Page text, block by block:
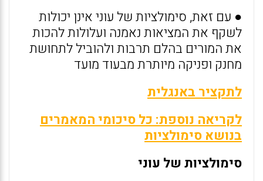
● עם זאת, סימולציות של עוני אינן יכולות
לשקף את המציאות נאמנה ועלולות להכות
את המורים בהלם תרבות ולהוביל לתחושת
מחנק ופניקה מיותרת מבעוד מועד
לתקציר באנגלית
לקריאה נוספת: כל סיכומי המאמרים
בנושא סימולציות
סימולציות של עוני